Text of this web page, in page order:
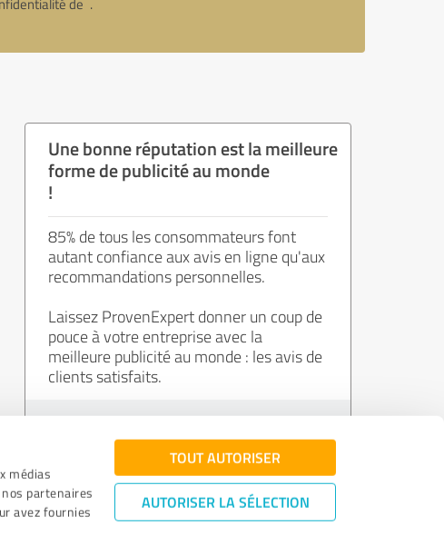
médias
partenaires
avez fournies
TOUT AUTORISER
AUTORISER LA SÉLECTION
de .
Une bonne réputation est la meilleure
forme de publicité au monde
!
85% de tous les consommateurs font
autant confiance aux avis en ligne qu'aux
recommandations personnelles.
Laissez ProvenExpert donner un coup de
pouce à votre entreprise avec la
meilleure publicité au monde : les avis de
clients satisfaits.
Inscrivez-vous gratuitement !